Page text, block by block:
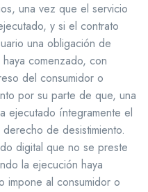
una vez que el servicio
y si el contrato
una obligación de
comenzado, con
del consumidor o
por su parte de que, una
ejecutado íntegramente el
de desistimiento.
digital que no se preste
la ejecución haya
impone al consumidor o